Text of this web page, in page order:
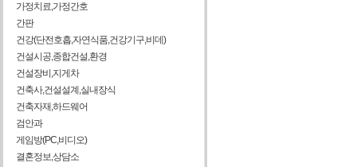
가정치료,가정간호
간판
건강(단전호흡,자연식품,건강기구,비데)
건설시공,종합건설,환경
건설장비,지게차
건축사,건설설계,실내장식
건축자재,하드웨어
검안과
게임방(PC,비디오)
결혼정보,상담소